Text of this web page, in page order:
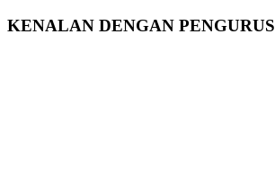
KENALAN DENGAN PENGURUS